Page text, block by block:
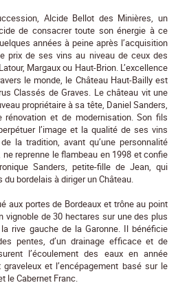
Alcide Bellot des Minières, un
de consacrer toute son énergie à ce
années à peine après l’acquisition
prix de ses vins au niveau de ceux des
Margaux ou Haut-Brion. L’excellence
le monde, le Château Haut-Bailly est
Classés de Graves. Le château vit une
propriétaire à sa tête, Daniel Sanders,
rénovation et de modernisation. Son fils
l’image et la qualité de ses vins
la tradition, avant qu’une personnalité
reprenne le flambeau en 1998 et confie
Sanders, petite-fille de Jean, qui
bordelais à diriger un Château.
aux portes de Bordeaux et trône au point
vignoble de 30 hectares sur une des plus
rive gauche de la Garonne. Il bénéficie
pentes, d’un drainage efficace et de
l’écoulement des eaux en année
et l’encépagement basé sur le
le Cabernet Franc.